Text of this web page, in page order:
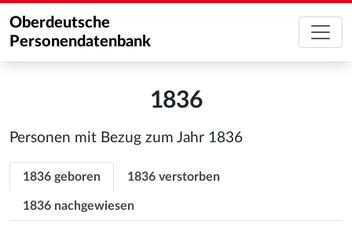
Oberdeutsche
Personendatenbank
1836
Personen mit Bezug zum Jahr 1836
1836 geboren 1836 verstorben
1836 nachgewiesen